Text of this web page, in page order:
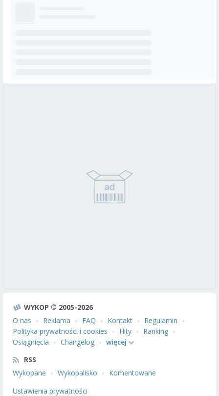
WYKOP © 2005-2026
O nas
Reklama FAQ Kontakt
Regulamin
Polityka prywatności i cookies
Hity
Ranking
Osiągnięcia
Changelog
więcej
RSS
Wykopane
Wykopalisko
Komentowane
Ustawienia prywatności